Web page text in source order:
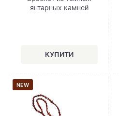
янтарных камней
NEW